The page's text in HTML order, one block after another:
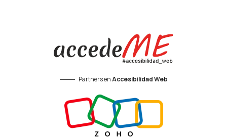
Partners enAccesibilidad Web